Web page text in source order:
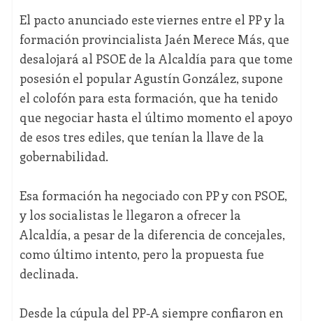
El pacto anunciado este viernes entre el PP y la
formación provincialista Jaén Merece Más, que
desalojará al PSOE de la Alcaldía para que tome
posesión el popular Agustín González, supone
el colofón para esta formación, que ha tenido
que negociar hasta el último momento el apoyo
de esos tres ediles, que tenían la llave de la
gobernabilidad.
Esa formación ha negociado con PP y con PSOE,
y los socialistas le llegaron a ofrecer la
Alcaldía, a pesar de la diferencia de concejales,
como último intento, pero la propuesta fue
declinada.
Desde la cúpula del PP-A siempre confiaron en